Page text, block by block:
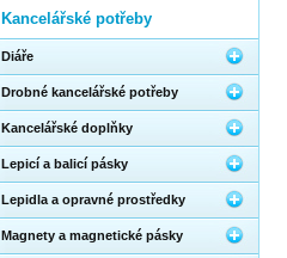
Kancelářské potřeby
Diáře
Drobné kancelářské potřeby
Kancelářské doplňky
Lepicí a balicí pásky
Lepidla a opravné prostředky
Magnety a magnetické pásky